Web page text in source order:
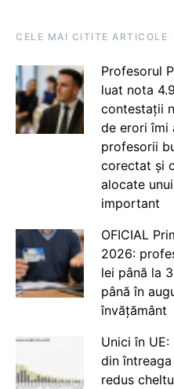
CELE MAI CITITE ARTICOLE
Profesorul
luat nota
contestații
de erori îmi
profesorii
corectat și
alocate
important
OFICIAL
2026:
lei până la
până în
învățământ
Unici în
din
redus